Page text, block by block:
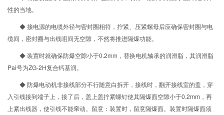
性的当地。
◆ 接电源的电缆外径与密封圈相符，拧紧、压紧螺母后应确保密封圈与电
缆间，密封圈与出线咀间无空隙，不然将推进隔爆功能。
◆ 装置时就确保防爆空隙小于0.2mm，替换电机轴承的润滑脂，其润滑脂
Pai号为ZG-2H复合钙基润。
◆ 防爆电动机非接线部分不行随意白拆开，接线时，翻开接线室的盖，穿
入引线接到端子上，接了后，盖上盖拧紧螺钉使其隔爆面空隙小于0.2mm，再
上紧出线器，使引线不能窜动。留意：装置时，留意隔爆面。装置时隔爆面须